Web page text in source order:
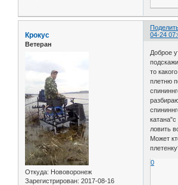
04-24
Крокус
Ветеран
Откуда: Нововоронеж
Зарегистрирован: 2017-08-16
Доброе
то
плетню
ловить
Может
0